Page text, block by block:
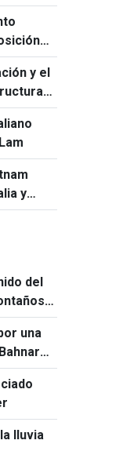
y el
y
del
una
y
lluvia